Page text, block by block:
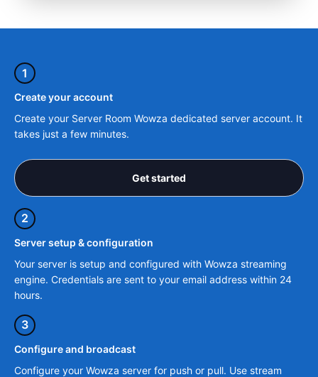
1
Create your account
Create your Server Room Wowza dedicated server account. It
takes just a few minutes.
Get started
2
Server setup & configuration
Your server is setup and configured with Wowza streaming
engine. Credentials are sent to your email address within 24
hours.
3
Configure and broadcast
Configure your Wowza server for push or pull. Use stream